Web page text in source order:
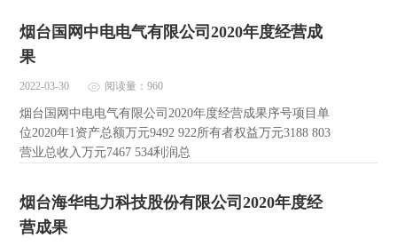
烟台国网中电电气有限公司2020年度经营成
果
2022-03-30 阅读量：960
烟台国网中电电气有限公司2020年度经营成果序号项目单
位2020年1资产总额万元9492 922所有者权益万元3188 803
营业总收入万元7467 534利润总
烟台海华电力科技股份有限公司2020年度经
营成果